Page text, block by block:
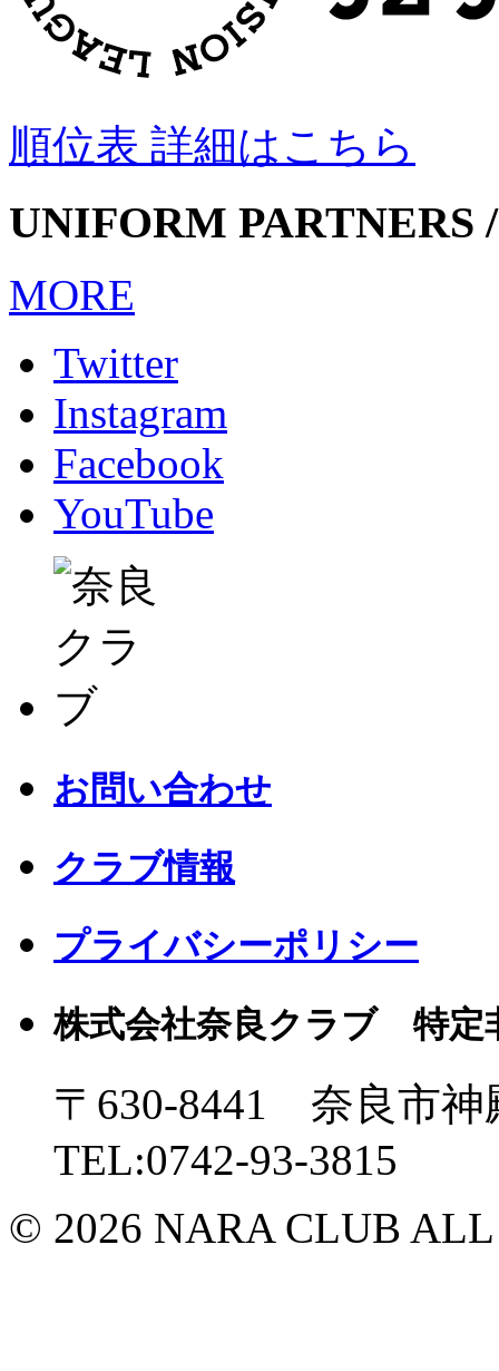
順位表 詳細はこちら
UNIFORM PARTNERS
MORE
Twitter
Instagram
Facebook
YouTube
お問い合わせ
クラブ情報
プライバシーポリシー
株式会社奈良クラブ 特定
〒630-8441 奈良市
TEL:0742-93-3815
© 2026 NARA CLUB ALL